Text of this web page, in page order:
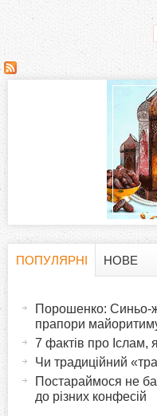
С
р
і
к
и
ПОПУЛЯРНІ
НОВЕ
Порошенко: Синьо-
прапори
7 фактів про Іслам,
Чи традиційний
Постараймося не
до різних конфесій